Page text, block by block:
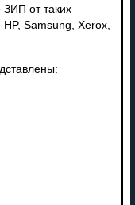
ЗИП от таких
Samsung, Xerox,